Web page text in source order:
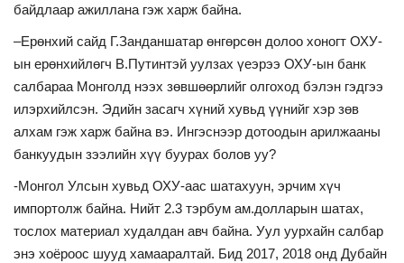
байдлаар ажиллана гэж харж байна.
–Ерөнхий сайд Г.Занданшатар өнгөрсөн долоо хоногт ОХУ-
ын ерөнхийлөгч В.Путинтэй уулзах үеэрээ ОХУ-ын банк
салбараа Монголд нээх зөвшөөрлийг олгоход бэлэн гэдгээ
илэрхийлсэн. Эдийн засагч хүний хувьд үүнийг хэр зөв
алхам гэж харж байна вэ. Ингэснээр дотоодын арилжааны
банкуудын зээлийн хүү буурах болов уу?
-Монгол Улсын хувьд ОХУ-аас шатахуун, эрчим хүч
импортолж байна. Нийт 2.3 тэрбум ам.долларын шатах,
тослох материал худалдан авч байна. Уул уурхайн салбар
энэ хоёроос шууд хамааралтай. Бид 2017, 2018 онд Дубайн